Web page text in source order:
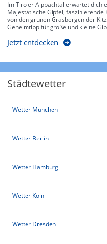
Im Tiroler Alpbachtal erwartet dich
Majestätische Gipfel, faszinierende
von den grünen Grasbergen der
Geheimtipp für große und kleine
Jetzt entdecken
Städtewetter
Wetter München
Wetter Berlin
Wetter Hamburg
Wetter Köln
Wetter Dresden